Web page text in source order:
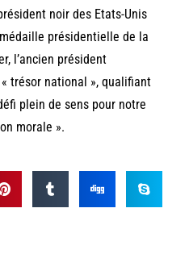
noir des Etats-Unis
présidentielle de la
l’ancien président
trésor national », qualifiant
plein de sens pour notre
morale ».